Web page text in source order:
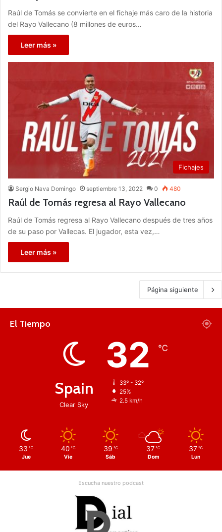
Raúl de Tomás se convierte en el fichaje más caro de la historia
del Rayo Vallecano (8 millones de euros…
Leer más »
Fichajes
Sergio Nava Domingo septiembre 13, 2022 0 480
Raúl de Tomás regresa al Rayo Vallecano
Raúl de Tomás regresa al Rayo Vallecano después de tres años
de su paso por Vallecas. El jugador, esta vez,…
Leer más »
Página siguiente
El Tiempo
Spain
Clear Sky
32 ℃
33º - 32º
25%
2.5 km/h
33 ℃
Jue
40 ℃
Vie
39 ℃
Sáb
37 ℃
Dom
37 ℃
Lun
Escucha nuestro podcast